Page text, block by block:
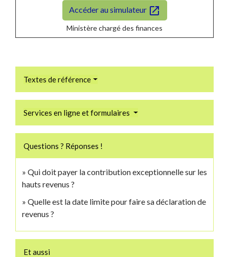
Accéder au simulateur open_in_new
Ministère chargé des finances
Textes de référence
Services en ligne et formulaires
Questions ? Réponses !
Qui doit payer la contribution exceptionnelle sur les
hauts revenus ?
Quelle est la date limite pour faire sa déclaration de
revenus ?
Et aussi